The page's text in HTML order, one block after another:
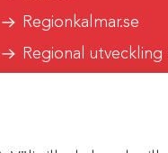
Regionkalmar.se
Regional utveckling